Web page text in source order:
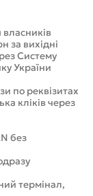
за вихідні
Систему
України
по реквізитах
кліків через
без
термінал,